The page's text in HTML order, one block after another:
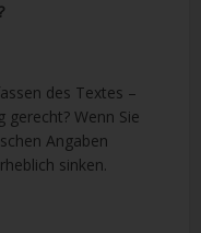
des Textes –
Wenn Sie
Angaben
sinken.